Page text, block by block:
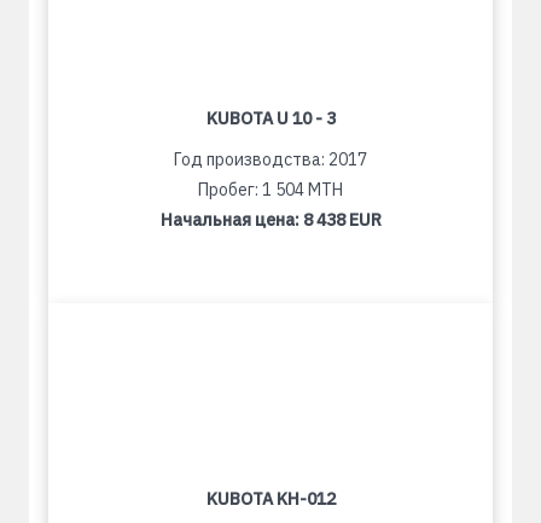
KUBOTA U 10 - 3
Год производства: 2017
Пробег: 1 504 MTH
Начальная цена: 8 438 EUR
KUBOTA KH-012